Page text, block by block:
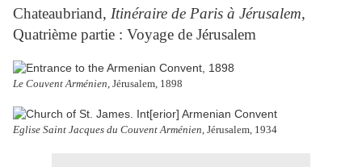
Chateaubriand, Itinéraire de Paris à Jérusalem,
Quatrième partie : Voyage de Jérusalem
Le Couvent Arménien, Jérusalem, 1898
Eglise Saint Jacques du Couvent Arménien, Jérusalem, 1934